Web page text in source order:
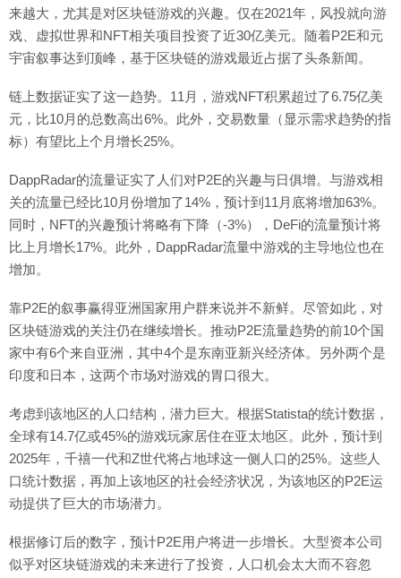
来越大，尤其是对区块链游戏的兴趣。仅在2021年，风投就向游
戏、虚拟世界和NFT相关项目投资了近30亿美元。随着P2E和元
宇宙叙事达到顶峰，基于区块链的游戏最近占据了头条新闻。
链上数据证实了这一趋势。11月，游戏NFT积累超过了6.75亿美
元，比10月的总数高出6%。此外，交易数量（显示需求趋势的指
标）有望比上个月增长25%。
DappRadar的流量证实了人们对P2E的兴趣与日俱增。与游戏相
关的流量已经比10月份增加了14%，预计到11月底将增加63%。
同时，NFT的兴趣预计将略有下降（-3%），DeFi的流量预计将
比上月增长17%。此外，DappRadar流量中游戏的主导地位也在
增加。
靠P2E的叙事赢得亚洲国家用户群来说并不新鲜。尽管如此，对
区块链游戏的关注仍在继续增长。推动P2E流量趋势的前10个国
家中有6个来自亚洲，其中4个是东南亚新兴经济体。另外两个是
印度和日本，这两个市场对游戏的胃口很大。
考虑到该地区的人口结构，潜力巨大。根据Statista的统计数据，
全球有14.7亿或45%的游戏玩家居住在亚太地区。此外，预计到
2025年，千禧一代和Z世代将占地球这一侧人口的25%。这些人
口统计数据，再加上该地区的社会经济状况，为该地区的P2E运
动提供了巨大的市场潜力。
根据修订后的数字，预计P2E用户将进一步增长。大型资本公司
似乎对区块链游戏的未来进行了投资，人口机会太大而不容忽